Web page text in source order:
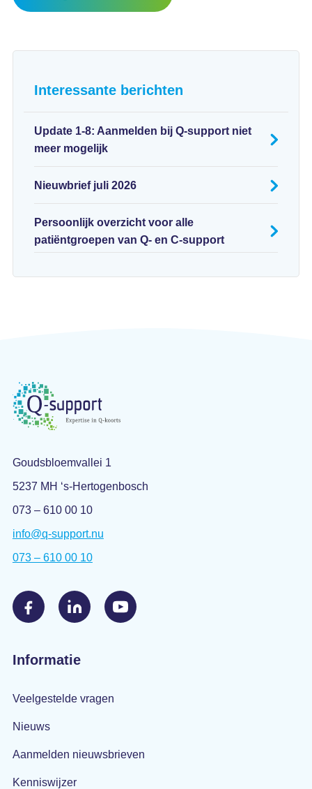
Interessante berichten
Update 1-8: Aanmelden bij Q-support niet
meer mogelijk
Nieuwbrief juli 2026
Persoonlijk overzicht voor alle
patiëntgroepen van Q- en C-support
Goudsbloemvallei 1
5237 MH ‘s-Hertogenbosch
073 – 610 00 10
info@q-support.nu
073 – 610 00 10
Informatie
Veelgestelde vragen
Nieuws
Aanmelden nieuwsbrieven
Kenniswijzer